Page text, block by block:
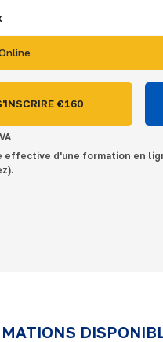
€160
effective d'une formation en